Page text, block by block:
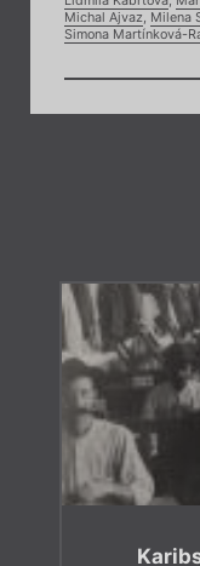
Michal Ajvaz, Milena
Simona Martínková-